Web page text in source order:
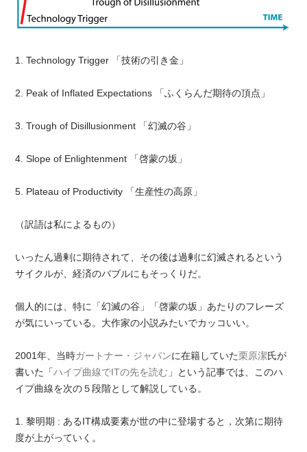
1. Technology Trigger 「技術の引き金」
2. Peak of Inflated Expectations 「ふくらんだ期待の頂点」
3. Trough of Disillusionment 「幻滅の谷」
4. Slope of Enlightenment 「啓蒙の坂」
5. Plateau of Productivity 「生産性の高原」
（訳語は私によるもの）
いったん過剰に期待されて、その後は過剰に幻滅されるという
サイクルが、経済のバブルにもそっくりだ。
個人的には、特に「幻滅の谷」「啓蒙の坂」あたりのフレーズ
が気にいっている。大作家の小説みたいでカッコいい。
2001年、当時ガートナー・ジャパンに在籍していた栗原潔氏が
書いた「ハイプ曲線でITの先を読む 」という記事では、このハ
イプ曲線を次の５段階として解説している。
1. 黎明期 : あるIT構成要素が世の中に登場すると，次第に期待
度が上がっていく。